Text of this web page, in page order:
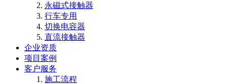
永磁式接触器
行车专用
切换电容器
直流接触器
企业资质
项目案例
客户服务
施工流程